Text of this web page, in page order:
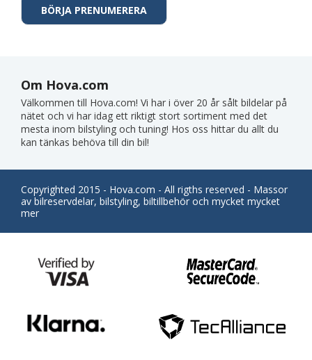
Om Hova.com
Välkommen till Hova.com! Vi har i över 20 år sålt bildelar på
nätet och vi har idag ett riktigt stort sortiment med det
mesta inom bilstyling och tuning! Hos oss hittar du allt du
kan tänkas behöva till din bil!
Copyrighted 2015 - Hova.com - All rigths reserved - Massor
av bilreservdelar, bilstyling, biltillbehör och mycket mycket
mer